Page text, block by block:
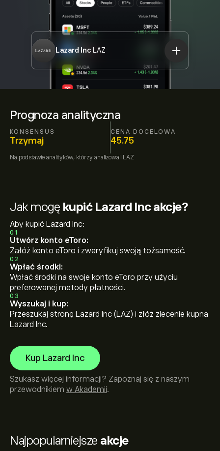
Prognoza analityczna
KONSENSUS
Trzymaj
CENA DOCELOWA
45.75
Na podstawie analityków, którzy analizowali LAZ
Lazard Inc LAZ
Najpopularniejsze akcje
Jak mogę kupić Lazard Inc akcje?
Aby kupić Lazard Inc:
01
Utwórz konto eToro:
Załóż konto eToro i zweryfikuj swoją tożsamość.
02
Wpłać środki:
Wpłać środki na swoje konto eToro przy użyciu
preferowanej metody płatności.
03
Wyszukaj i kup:
Przeszukaj stronę Lazard Inc (LAZ) i złóż zlecenie kupna
Lazard Inc.
Kup Lazard Inc
Szukasz więcej informacji? Zapoznaj się z naszym
przewodnikiem w Akademii.